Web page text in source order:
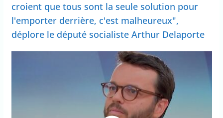
croient que tous sont la seule solution pour
l'emporter derrière, c'est malheureux",
déplore le député socialiste Arthur Delaporte